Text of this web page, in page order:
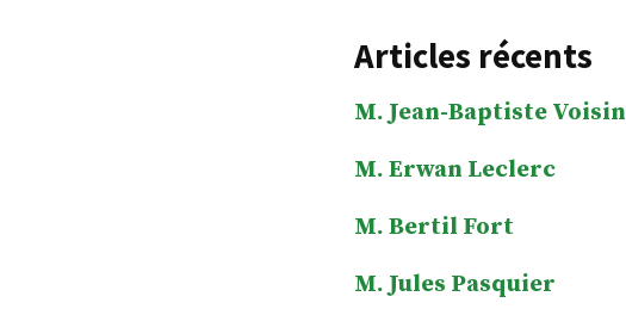
Articles récents
M. Jean-Baptiste Voisin
M. Erwan Leclerc
M. Bertil Fort
M. Jules Pasquier